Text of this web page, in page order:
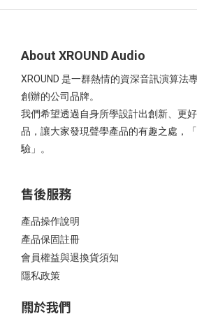
About XROUND Audio
XROUND 是一群熱情的資深音訊演算法
創辦的公司品牌。
我們希望透過自身所學設計出創新、更
品，讓大家發現聲學產品的有趣之處，
驗」。
售後服務
產品操作說明
產品保固註冊
會員權益與退換貨須知
隱私政策
關於我們